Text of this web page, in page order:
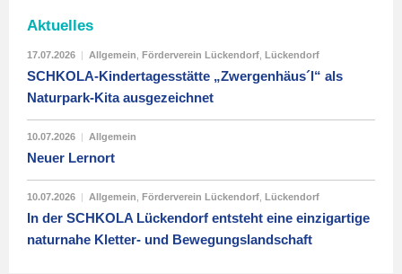
Aktuelles
17.07.2026 | Allgemein Förderverein Lückendorf Lückendorf
SCHKOLA-Kindertagesstätte „Zwergenhäus´l“ als
Naturpark-Kita ausgezeichnet
10.07.2026 | Allgemein
Neuer Lernort
10.07.2026 | Allgemein Förderverein Lückendorf Lückendorf
In der SCHKOLA Lückendorf entsteht eine einzigartige
naturnahe Kletter- und Bewegungslandschaft